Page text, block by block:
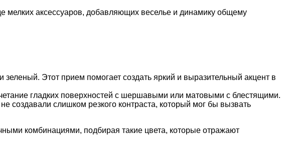
мелких аксессуаров, добавляющих веселье и динамику общему
Этот прием помогает создать яркий и выразительный акцент в
гладких поверхностей с шершавыми или матовыми с блестящими.
создавали слишком резкого контраста, который мог бы вызвать
комбинациями, подбирая такие цвета, которые отражают